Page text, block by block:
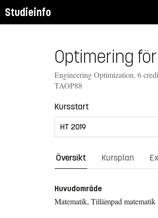
Studieinfo
Optimering
Engineering Optimization, 6
TAOP88
Kursstart
Översikt Kursplan
Huvudområde
Matematik, Tillämpad matematik